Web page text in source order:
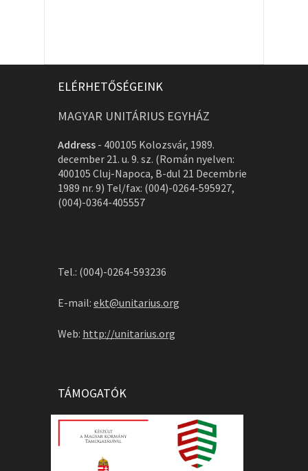
ELÉRHETŐSÉGEINK
MAGYAR UNITÁRIUS EGYHÁZ
Address - 400105 Kolozsvár, 1989.
december 21. u. 9. sz. (Román nyelven:
400105 Cluj-Napoca, B-dul 21 Decembrie
1989 nr. 9) Tel/fax: (004)-0264-595927,
(004)-0364-405557
Tel.: (004)-0264-593236
E-mail: ekt@unitarius.org
Web: http://unitarius.org
TÁMOGATÓK